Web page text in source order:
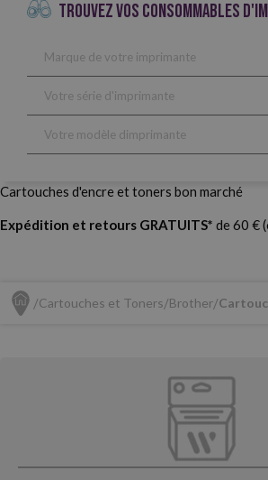
TROUVEZ VOS CONSOMMABLES
Cartouches d'encre et toners bon marché
Expédition et retours GRATUITS* de 60 €
Cartouches et Toners Brother